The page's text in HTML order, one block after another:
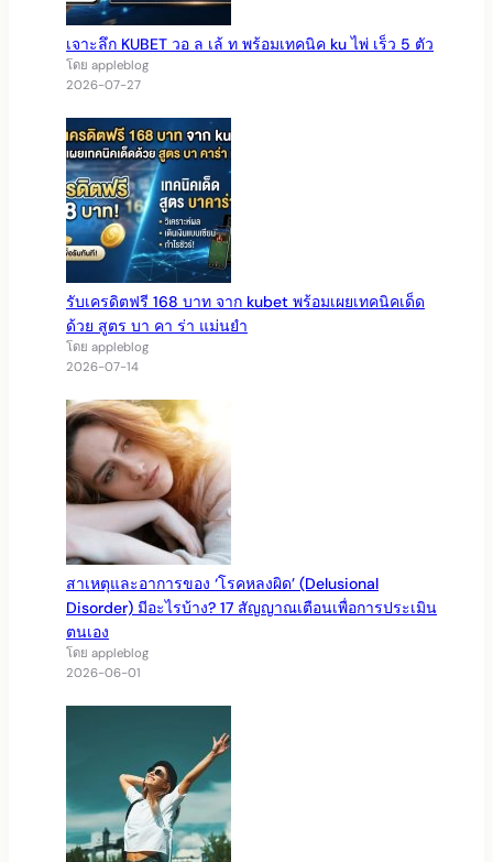
เจาะลึก KUBET วอ ล เล้ ท พร้อมเทคนิค ku ไพ่ เร็ว 5 ตัว
โดย appleblog
2026-07-27
รับเครดิตฟรี 168 บาท จาก kubet พร้อมเผยเทคนิคเด็ด
ด้วย สูตร บา คา ร่า แม่นยำ
โดย appleblog
2026-07-14
สาเหตุและอาการของ ‘โรคหลงผิด’ (Delusional
Disorder) มีอะไรบ้าง? 17 สัญญาณเตือนเพื่อการประเมิน
ตนเอง
โดย appleblog
2026-06-01